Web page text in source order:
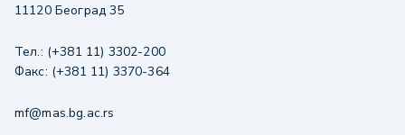
11120 Београд 35
Тел.: (+381 11) 3302-200
Факс: (+381 11) 3370-364
mf@mas.bg.ac.rs